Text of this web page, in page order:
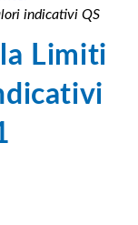
indicativi QS
Limiti